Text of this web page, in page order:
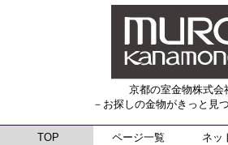
京都の室金物株式会
－お探しの金物がきっと見
TOP ページ一覧 ネッ